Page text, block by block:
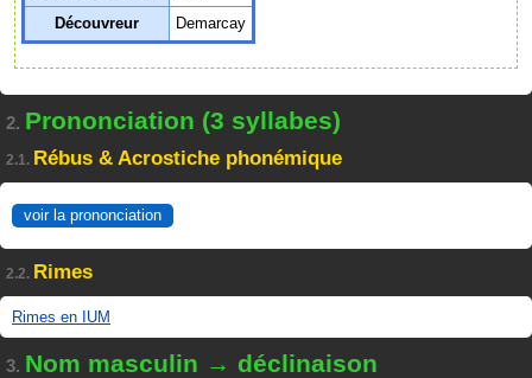
Découvreur
Demarcay
2. Prononciation (3 syllabes)
2.1. Rébus & Acrostiche phonémique
voir la prononciation
2.2. Rimes
Rimes en IUM
3. Nom masculin → déclinaison